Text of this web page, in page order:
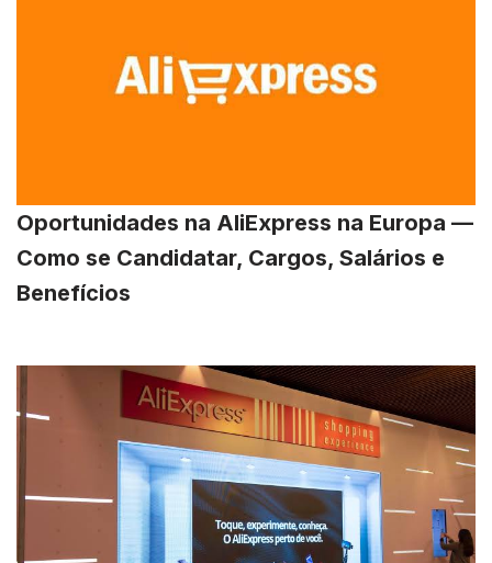
Oportunidades na AliExpress na Europa —
Como se Candidatar, Cargos, Salários e
Benefícios